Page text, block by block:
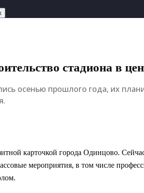
стадиона в
осенью прошлого года, их
карточкой города Одинцово.
мероприятия, в том числе